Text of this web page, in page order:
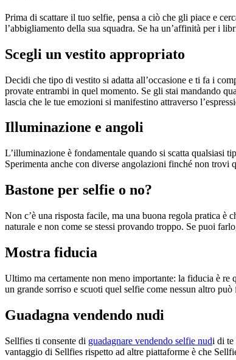
Prima di scattare il tuo selfie, pensa a ciò che gli piace e
l’abbigliamento della sua squadra. Se ha un’affinità per i
Scegli un vestito appropriato
Decidi che tipo di vestito si adatta all’occasione e ti fa i
provate entrambi in quel momento. Se gli stai mandando
lascia che le tue emozioni si manifestino attraverso
Illuminazione e angoli
L’illuminazione è fondamentale quando si scatta qualsiasi
Sperimenta anche con diverse angolazioni finché non trovi
Bastone per selfie o no?
Non c’è una risposta facile, ma una buona regola pratica
naturale e non come se stessi provando troppo. Se puoi
Mostra fiducia
Ultimo ma certamente non meno importante: la fiducia è
un grande sorriso e scuoti quel selfie come nessun altro può
Guadagna vendendo nudi
Sellfies ti consente di guadagnare vendendo selfie nudi di te
vantaggio di Sellfies rispetto ad altre piattaforme è che